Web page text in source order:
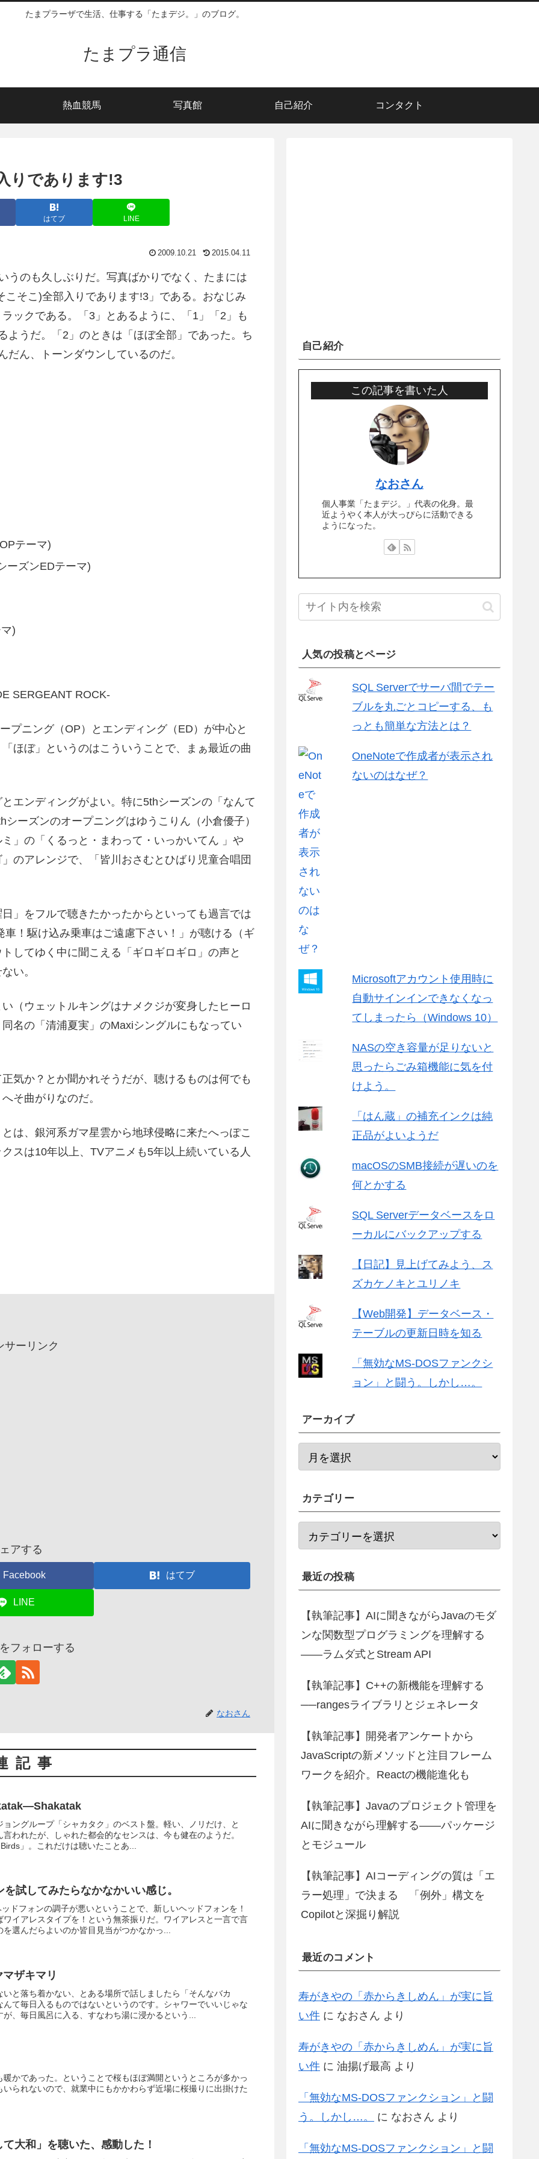
たまプラーザで生活、仕事する「たまデジ。」のブログ。
たまプラ通信
熱血競馬 写真館 自己紹介 コンタクト
りであります!3
はてブ LINE
2009.10.21 2015.04.11
うのも久しぶりだ。写真ばかりでなく、たまには
そこ)全部入りであります!3」である。おなじみ
ックである。「3」とあるように、「1」「2」も
ようだ。「2」のときは「ほぼ全部」であった。ち
ん、トーンダウンしているのだ。
テーマ)
ーズンEDテーマ)
)
SERGEANT ROCK-
プニング（OP）とエンディング（ED）が中心と
ほぼ」というのはこういうことで、まぁ最近の曲
エンディングがよい。特に5thシーズンの「なんて
ーズンのオープニングはゆうこりん（小倉優子）
」の「くるっと・まわって・いっかいてん 」や
のアレンジで、「皆川おさむとひばり児童合唱団
」をフルで聴きたかったからといっても過言では
！駆け込み乗車はご遠慮下さい！」が聴ける（ギ
してゆく中に聞こえる「ギロギロギロ」の声と
い。
（ウェットルキングはナメクジが変身したヒーロ
名の「清浦夏実」のMaxiシングルにもなってい
気か？とか聞かれそうだが、聴けるものは何でも
そ曲がりなのだ。
は、銀河系ガマ星雲から地球侵略に来たへっぽこ
スは10年以上、TVアニメも5年以上続いている人
サーリンク
アする
Facebook はてブ
LINE
フォローする
なおさん
記事
ングループ「シャカタク」のベスト盤。軽い、ノリだけ、と
われたが、しゃれた都会的なセンスは、今も健在のようだ。
」。これだけは聴いたことあ...
試してみたらなかなかいい感じ。
ドフォンの調子が悪いということで、新しいヘッドフォンを！
イアレスタイプを！という無茶振りだ。ワイアレスと一言で言
選んだらよいのか皆目見当がつかなかっ...
ザキマリ
と落ち着かない、とある場所で話しましたら「そんなバカ
て毎日入るものではないというのです。シャワーでいいじゃな
、毎日風呂に入る、すなわち湯に浸かるという...
かであった。ということで桜もほぼ満開というところが多かっ
られないので、就業中にもかかわらず近場に桜撮りに出掛けた
大和」を聴いた、感動した！
自己紹介
この記事を書いた人
なおさん
個人事業「たまデジ。」代表の化身。最
近ようやく本人が大っぴらに活動できる
ようになった。
人気の投稿とページ
SQL Serverでサーバ間でテー
ブルを丸ごとコピーする、も
っとも簡単な方法とは？
OneNoteで作成者が表示され
ないのはなぜ？
Microsoftアカウント使用時に
自動サインインできなくなっ
てしまったら（Windows 10）
NASの空き容量が足りないと
思ったらごみ箱機能に気を付
けよう。
「はん蔵」の補充インクは純
正品がよいようだ
macOSのSMB接続が遅いのを
何とかする
SQL Serverデータベースをロ
ーカルにバックアップする
【日記】見上げてみよう、ス
ズカケノキとユリノキ
【Web開発】データベース・
テーブルの更新日時を知る
「無効なMS-DOSファンクシ
ョン」と闘う。しかし…。
アーカイブ
カテゴリー
最近の投稿
【執筆記事】AIに聞きながらJavaのモダ
ンな関数型プログラミングを理解する
――ラムダ式とStream API
【執筆記事】C++の新機能を理解する
──rangesライブラリとジェネレータ
【執筆記事】開発者アンケートから
JavaScriptの新メソッドと注目フレーム
ワークを紹介。Reactの機能進化も
【執筆記事】Javaのプロジェクト管理を
AIに聞きながら理解する――パッケージ
とモジュール
【執筆記事】AIコーディングの質は「エ
ラー処理」で決まる 「例外」構文を
Copilotと深掘り解説
最近のコメント
寿がきやの「赤からきしめん」が実に旨
い件 に なおさん より
寿がきやの「赤からきしめん」が実に旨
い件 に 油揚げ最高 より
「無効なMS-DOSファンクション」と闘
う。しかし…。
に なおさん より
「無効なMS-DOSファンクション」と闘